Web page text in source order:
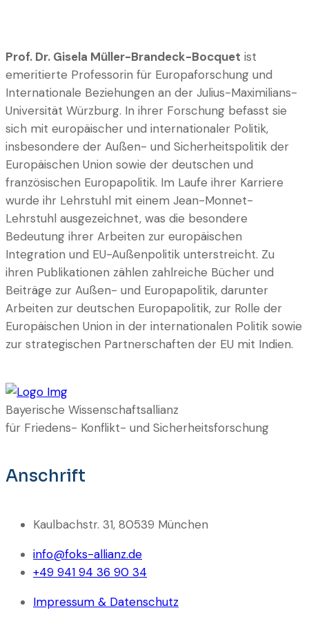
Prof. Dr. Gisela Müller-Brandeck-Bocquet ist
emeritierte Professorin für Europaforschung und
Internationale Beziehungen an der Julius-Maximilians-
Universität Würzburg. In ihrer Forschung befasst sie
sich mit europäischer und internationaler Politik,
insbesondere der Außen- und Sicherheitspolitik der
Europäischen Union sowie der deutschen und
französischen Europapolitik. Im Laufe ihrer Karriere
wurde ihr Lehrstuhl mit einem Jean-Monnet-
Lehrstuhl ausgezeichnet, was die besondere
Bedeutung ihrer Arbeiten zur europäischen
Integration und EU-Außenpolitik unterstreicht. Zu
ihren Publikationen zählen zahlreiche Bücher und
Beiträge zur Außen- und Europapolitik, darunter
Arbeiten zur deutschen Europapolitik, zur Rolle der
Europäischen Union in der internationalen Politik sowie
zur strategischen Partnerschaften der EU mit Indien.
Bayerische Wissenschaftsallianz
für Friedens- Konflikt- und Sicherheitsforschung
Anschrift
Kaulbachstr. 31, 80539 München
info@foks-allianz.de
+49 941 94 36 90 34
Impressum & Datenschutz